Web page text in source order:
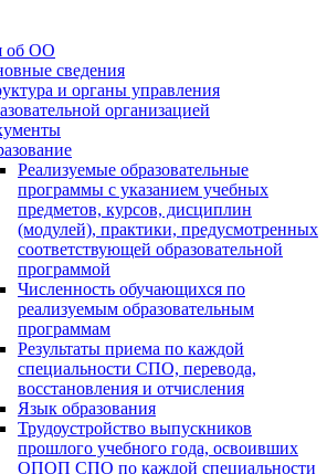
об ОО
сведения
и органы управления
организацией
Реализуемые образовательные
программы с указанием учебных
предметов, курсов, дисциплин
(модулей), практики, предусмотренных
соответствующей образовательной
программой
Численность обучающихся по
реализуемым образовательным
программам
Результаты приема по каждой
специальности СПО, перевода,
восстановления и отчисления
Язык образования
Трудоустройство выпускников
прошлого учебного года, освоивших
ОПОП СПО по каждой специальности